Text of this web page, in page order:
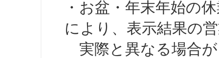
・お盆・年末年始の
により、表示結果の
実際と異なる場合が